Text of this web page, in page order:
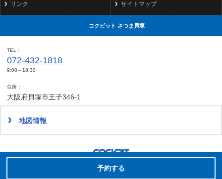
リンク サイトマップ
コクピット さつま貝塚
TEL
072-432-1818
9:00～18:30
住所
大阪府貝塚市王子346-1
地図情報
Copyright(C)2017-2022 COCKPIT SatsumaKaiduka.All rights reserved.
予約する